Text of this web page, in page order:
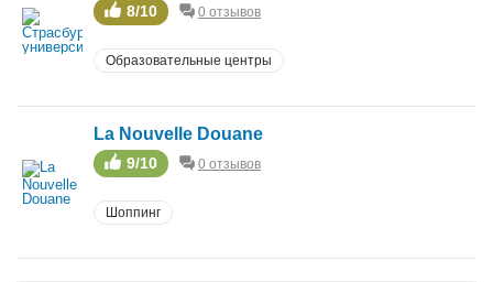
8/10 0 отзывов
Образовательные центры
La Nouvelle Douane
9/10 0 отзывов
Шоппинг